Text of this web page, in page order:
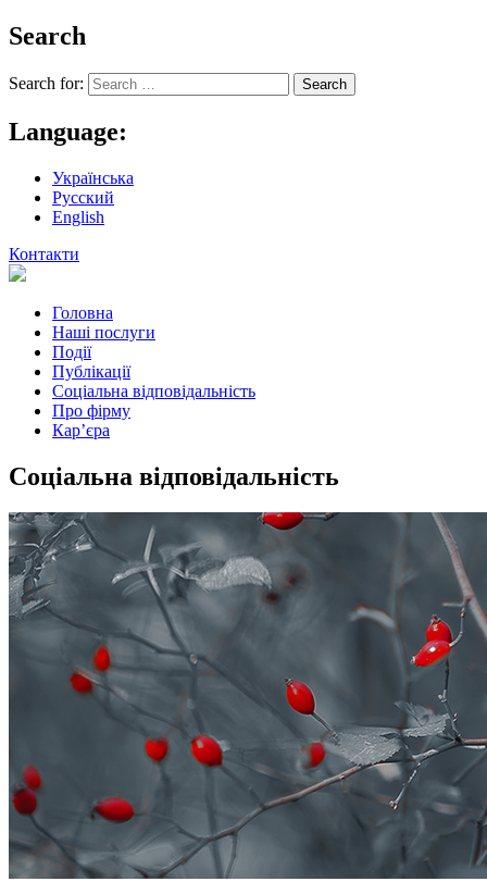
Search
Search for:
Language:
Українська
Русский
English
Контакти
Головна
Наші послуги
Події
Публікації
Соціальна відповідальність
Про фiрму
Кар’єра
Соціальна відповідальність